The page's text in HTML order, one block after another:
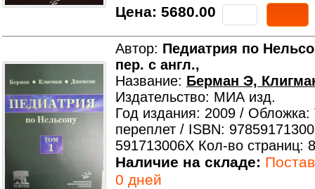
Цена: 5680.00
Автор: Педиатрия по
пер. с англ.,
Название: Берман Э,
Издательство: МИА изд.
Год издания: 2009 /
переплет / ISBN:
591713006X Кол-во страниц:
Наличие на складе:
0 дней